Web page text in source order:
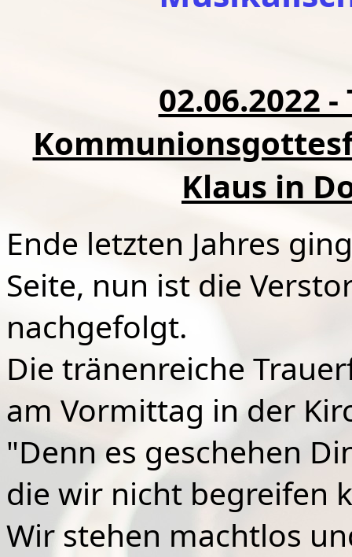
02.06.2022
Klaus in
Ende letzten Jahres
Seite, nun ist die
nachgefolgt.
Die tränenreiche
am Vormittag in der
"Denn es geschehen
die wir nicht begreifen
Wir stehen machtlos